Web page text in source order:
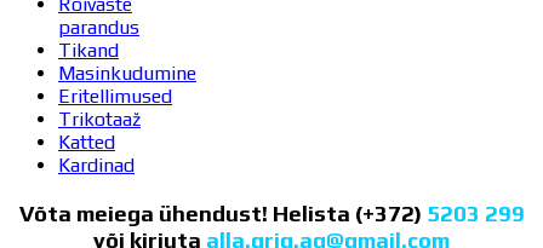
parandus
Tikand
Masinkudumine
Eritellimused
Trikotaaž
Katted
Kardinad
Võta meiega ühendust! Helista (+372) 5203 299
või kirjuta alla.grig.ag@gmail.com